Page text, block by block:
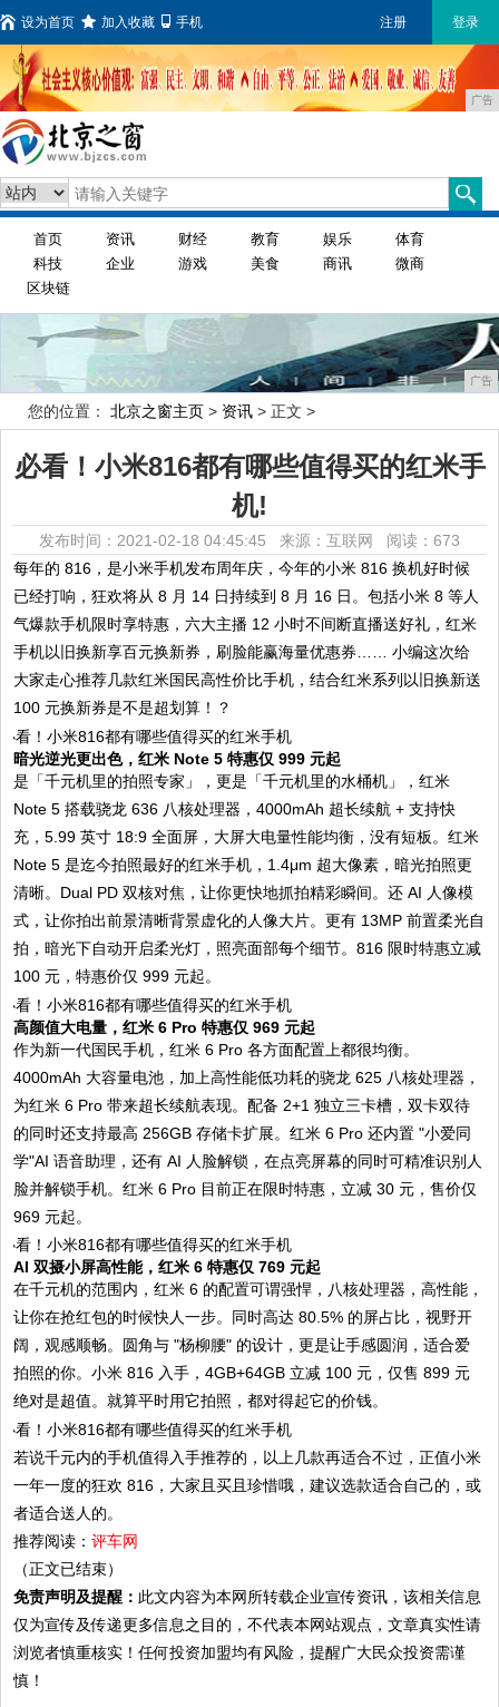
设为首页 加入收藏 手机 注册 登录
广告
首页 资讯 财经 教育 娱乐
体育
科技
企业 游戏 美食 商讯
微商
区块链
广告
您的位置： 北京之窗主页 > 资讯 > 正文 >
必看！小米816都有哪些值得买的红米手
机!
发布时间：2021-02-18 04:45:45 来源：互联网 阅读：673
每年的 816，是小米手机发布周年庆，今年的小米 816 换机好时候
已经打响，狂欢将从 8 月 14 日持续到 8 月 16 日。包括小米 8 等人
气爆款手机限时享特惠，六大主播 12 小时不间断直播送好礼，红米
手机以旧换新享百元换新券，刷脸能赢海量优惠券…… 小编这次给
大家走心推荐几款红米国民高性价比手机，结合红米系列以旧换新送
100 元换新券是不是超划算！？
暗光逆光更出色，红米 Note 5 特惠仅 999 元起
是「千元机里的拍照专家」，更是「千元机里的水桶机」，红米
Note 5 搭载骁龙 636 八核处理器，4000mAh 超长续航 + 支持快
充，5.99 英寸 18:9 全面屏，大屏大电量性能均衡，没有短板。红米
Note 5 是迄今拍照最好的红米手机，1.4μm 超大像素，暗光拍照更
清晰。Dual PD 双核对焦，让你更快地抓拍精彩瞬间。还 AI 人像模
式，让你拍出前景清晰背景虚化的人像大片。更有 13MP 前置柔光自
拍，暗光下自动开启柔光灯，照亮面部每个细节。816 限时特惠立减
100 元，特惠价仅 999 元起。
高颜值大电量，红米 6 Pro 特惠仅 969 元起
作为新一代国民手机，红米 6 Pro 各方面配置上都很均衡。
4000mAh 大容量电池，加上高性能低功耗的骁龙 625 八核处理器，
为红米 6 Pro 带来超长续航表现。配备 2+1 独立三卡槽，双卡双待
的同时还支持最高 256GB 存储卡扩展。红米 6 Pro 还内置 "小爱同
学"AI 语音助理，还有 AI 人脸解锁，在点亮屏幕的同时可精准识别人
脸并解锁手机。红米 6 Pro 目前正在限时特惠，立减 30 元，售价仅
969 元起。
AI 双摄小屏高性能，红米 6 特惠仅 769 元起
在千元机的范围内，红米 6 的配置可谓强悍，八核处理器，高性能，
让你在抢红包的时候快人一步。同时高达 80.5% 的屏占比，视野开
阔，观感顺畅。圆角与 "杨柳腰" 的设计，更是让手感圆润，适合爱
拍照的你。小米 816 入手，4GB+64GB 立减 100 元，仅售 899 元
绝对是超值。就算平时用它拍照，都对得起它的价钱。
若说千元内的手机值得入手推荐的，以上几款再适合不过，正值小米
一年一度的狂欢 816，大家且买且珍惜哦，建议选款适合自己的，或
者适合送人的。
推荐阅读：评车网
（正文已结束）
免责声明及提醒： 此文内容为本网所转载企业宣传资讯，该相关信息
仅为宣传及传递更多信息之目的，不代表本网站观点，文章真实性请
浏览者慎重核实！任何投资加盟均有风险，提醒广大民众投资需谨
慎！